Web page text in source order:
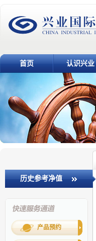
首页 认识兴业
历史参考净值
产品预约